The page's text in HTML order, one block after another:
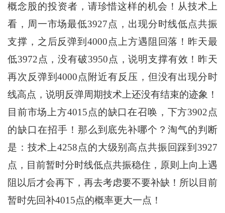
概念股的投资者，请珍惜这样的机会！从技术上
看，周一市场最低3927点，出现分时线低点共振
支撑，之后反弹到4000点上方遇阻回落！昨天最
低3972点，没有破3950点，说明支撑有效！昨天
再次反弹到4000点附近有反压，但没有出现分时
线高点，说明反弹周期技术上还没有结束的迹象！
目前市场上方4015点的缺口在召唤，下方3902点
的缺口在招手！那么到底先补哪个？淘气的判断
是：技术上4258点的大级别高点共振回踩到3927
点，目前暂时分时线低点共振稳住，原则上向上遇
阻以后才会再下，再去考虑要不要补缺！所以目前
暂时先回补4015点的概率更大一点！